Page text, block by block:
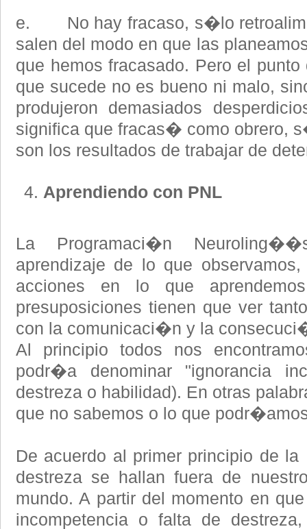
e. No hay fracaso, s�lo
salen del modo en que las
que hemos fracasado. Pero el
que sucede no es bueno ni malo,
produjeron demasiados
significa que fracas� como
son los resultados de trabajar de
Aprendiendo con PNL
La Programaci�n
aprendizaje de lo que
acciones en lo que
presuposiciones tienen que ver
con la comunicaci�n y la
Al principio todos nos
podr�a denominar "ignorancia
destreza o habilidad). En otras
que no sabemos o lo que
De acuerdo al primer principio de
destreza se hallan fuera de
mundo. A partir del momento en
incompetencia o falta de